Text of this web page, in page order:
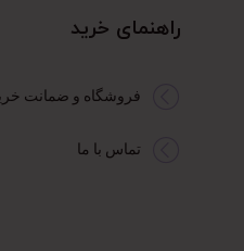
راهنمای خرید
فروشگاه و ضمانت
تماس با ما